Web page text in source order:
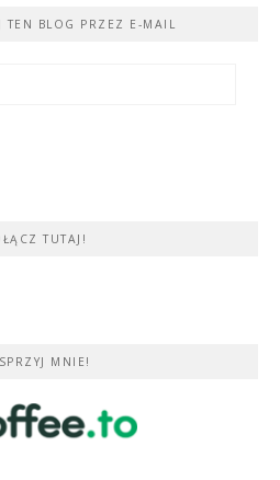
TEN BLOG PRZEZ E-MAIL
TUTAJ!
MNIE!